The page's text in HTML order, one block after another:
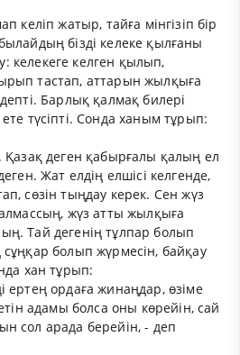
келіп жатыр, тайға мінгізіп бір
бізді келеке қылғаны
келекеге келген қылып,
тастап, аттарын жылқыға
Барлық қалмақ билері
түсіпті. Сонда ханым тұрып:
деген қабырғалы қалың ел
Жат елдің елшісі келгенде,
сөзін тыңдау керек. Сен жүз
алмассың, жүз атты жылқыға
Тай дегенің тұлпар болып
сұңқар болып жүрмесін, байқау
хан тұрып:
ертең ордаға жинаңдар, өзіме
адамы болса оны көрейін, сай
сол арада берейін, - деп